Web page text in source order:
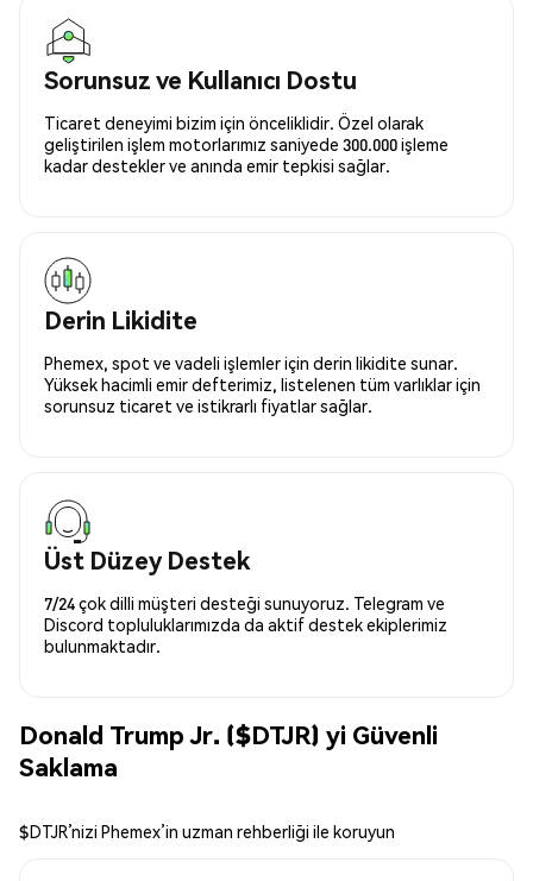
Sorunsuz ve Kullanıcı Dostu
Ticaret deneyimi bizim için önceliklidir. Özel olarak
geliştirilen işlem motorlarımız saniyede 300.000 işleme
kadar destekler ve anında emir tepkisi sağlar.
Derin Likidite
Phemex, spot ve vadeli işlemler için derin likidite sunar.
Yüksek hacimli emir defterimiz, listelenen tüm varlıklar için
sorunsuz ticaret ve istikrarlı fiyatlar sağlar.
Üst Düzey Destek
7/24 çok dilli müşteri desteği sunuyoruz. Telegram ve
Discord topluluklarımızda da aktif destek ekiplerimiz
bulunmaktadır.
Donald Trump Jr. ($DTJR) yi Güvenli
Saklama
$DTJR’nizi Phemex’in uzman rehberliği ile koruyun